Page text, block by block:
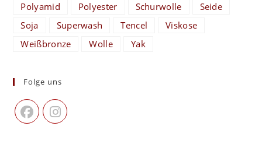
Polyamid
Polyester Schurwolle
Seide
Soja
Superwash Tencel
Viskose
Weißbronze
Wolle Yak
Folge uns